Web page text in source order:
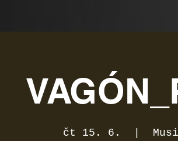
čt 15. 6.